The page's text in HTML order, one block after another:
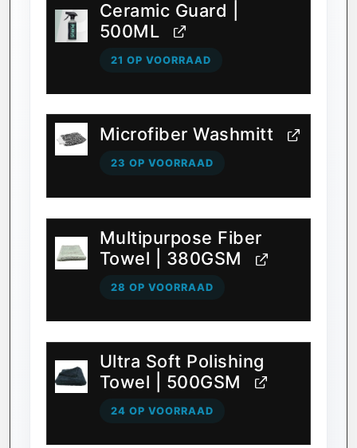
Ceramic Guard |
500ML
21 OP VOORRAAD
Microfiber Washmitt
23 OP VOORRAAD
Multipurpose Fiber
Towel | 380GSM
28 OP VOORRAAD
Ultra Soft Polishing
Towel | 500GSM
24 OP VOORRAAD